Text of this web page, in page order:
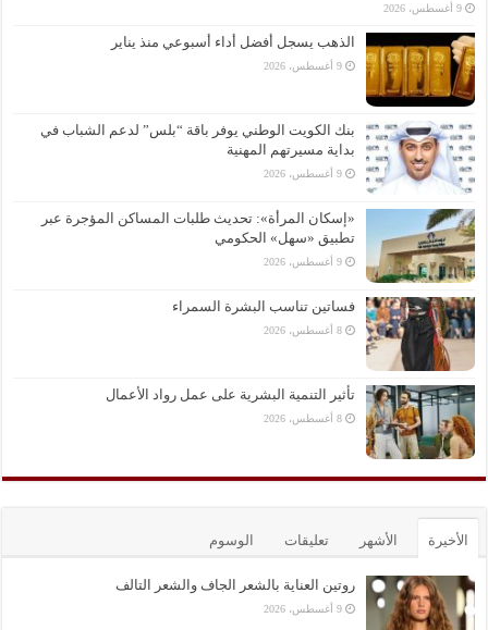
9 أغسطس، 2026
الذهب يسجل أفضل أداء أسبوعي منذ يناير
9 أغسطس، 2026
بنك الكويت الوطني يوفر باقة “بلس” لدعم الشباب في
بداية مسيرتهم المهنية
9 أغسطس، 2026
«إسكان المرأة»: تحديث طلبات المساكن المؤجرة عبر
تطبيق «سهل» الحكومي
9 أغسطس، 2026
فساتين تناسب البشرة السمراء
8 أغسطس، 2026
تأثير التنمية البشرية على عمل رواد الأعمال
8 أغسطس، 2026
الأخيرة الأشهر تعليقات الوسوم
روتين العناية بالشعر الجاف والشعر التالف
9 أغسطس، 2026